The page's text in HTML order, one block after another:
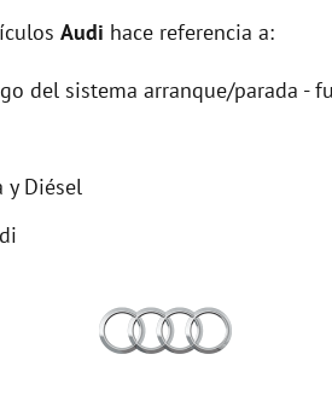
Audi hace referencia a:
del sistema arranque/parada -
y Diésel